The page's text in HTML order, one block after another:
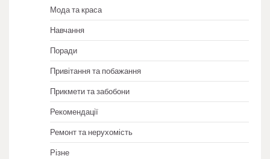
Мода та краса
Навчання
Поради
Привітання та побажання
Прикмети та забобони
Рекомендації
Ремонт та нерухомість
Різне